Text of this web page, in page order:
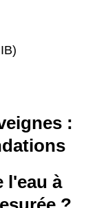
:
l'eau à